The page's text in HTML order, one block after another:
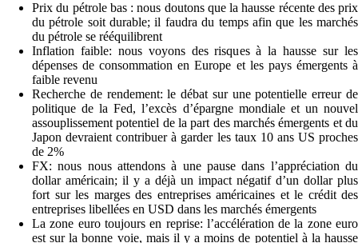
Prix du pétrole bas : nous doutons que la hausse récente des prix
du pétrole soit durable; il faudra du temps afin que les marchés
du pétrole se rééquilibrent
Inflation faible: nous voyons des risques à la hausse sur les
dépenses de consommation en Europe et les pays émergents à
faible revenu
Recherche de rendement: le débat sur une potentielle erreur de
politique de la Fed, l’excès d’épargne mondiale et un nouvel
assouplissement potentiel de la part des marchés émergents et du
Japon devraient contribuer à garder les taux 10 ans US proches
de 2%
FX: nous nous attendons à une pause dans l’appréciation du
dollar américain; il y a déjà un impact négatif d’un dollar plus
fort sur les marges des entreprises américaines et le crédit des
entreprises libellées en USD dans les marchés émergents
La zone euro toujours en reprise: l’accélération de la zone euro
est sur la bonne voie, mais il y a moins de potentiel à la hausse